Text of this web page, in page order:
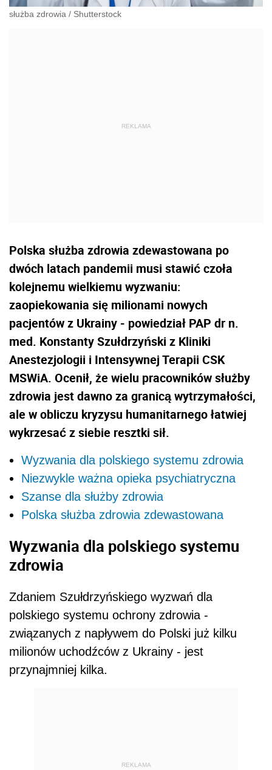
służba zdrowia / Shutterstock
Polska służba zdrowia zdewastowana po
dwóch latach pandemii musi stawić czoła
kolejnemu wielkiemu wyzwaniu:
zaopiekowania się milionami nowych
pacjentów z Ukrainy - powiedział PAP dr n.
med. Konstanty Szułdrzyński z Kliniki
Anestezjologii i Intensywnej Terapii CSK
MSWiA. Ocenił, że wielu pracowników służby
zdrowia jest dawno za granicą wytrzymałości,
ale w obliczu kryzysu humanitarnego łatwiej
wykrzesać z siebie resztki sił.
Wyzwania dla polskiego systemu zdrowia
Niezwykle ważna opieka psychiatryczna
Szanse dla służby zdrowia
Polska służba zdrowia zdewastowana
Wyzwania dla polskiego systemu
zdrowia
Zdaniem Szułdrzyńskiego wyzwań dla
polskiego systemu ochrony zdrowia -
związanych z napływem do Polski już kilku
milionów uchodźców z Ukrainy - jest
przynajmniej kilka.
REKLAMA